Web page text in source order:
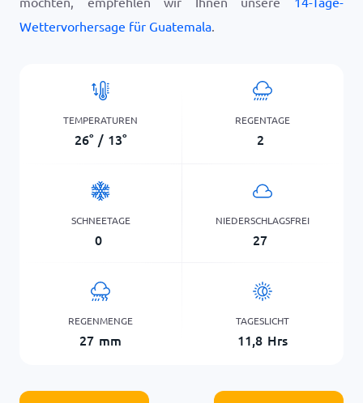
Wettervorhersage für Guatemala.
TEMPERATUREN
26° / 13°
REGENTAGE
2
SCHNEETAGE
0
NIEDERSCHLAGSFREI
27
REGENMENGE
27 mm
TAGESLICHT
11,8 Hrs